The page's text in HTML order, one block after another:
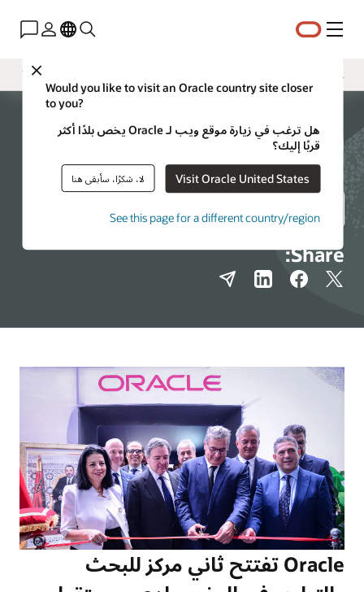
القائمة
Close
Would you like to visit an Oracle country site closer
to you?
هل ترغب في زيارة موقع ويب لـ Oracle يخص بلدًا أكثر
قربًا إليك؟
Visit Oracle United States لا، شكرًا، سأبقى هنا
See this page for a different country/region
غرفة الأخبار
موارد الشركة
أخبار Oracle
Share:
Oracle تفتتح ثاني مركز للبحث